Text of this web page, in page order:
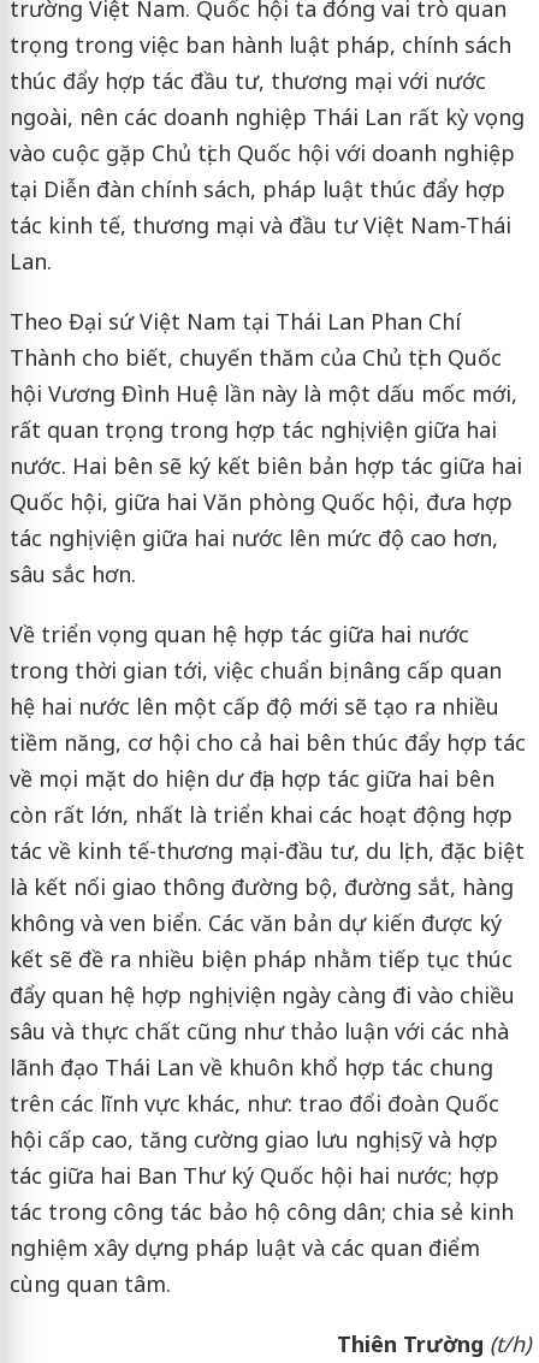
trường Việt Nam. Quốc hội ta đóng vai trò quan
trọng trong việc ban hành luật pháp, chính sách
thúc đẩy hợp tác đầu tư, thương mại với nước
ngoài, nên các doanh nghiệp Thái Lan rất kỳ vọng
vào cuộc gặp Chủ tịch Quốc hội với doanh nghiệp
tại Diễn đàn chính sách, pháp luật thúc đẩy hợp
tác kinh tế, thương mại và đầu tư Việt Nam-Thái
Lan.
Theo Đại sứ Việt Nam tại Thái Lan Phan Chí
Thành cho biết, chuyến thăm của Chủ tịch Quốc
hội Vương Đình Huệ lần này là một dấu mốc mới,
rất quan trọng trong hợp tác nghị viện giữa hai
nước. Hai bên sẽ ký kết biên bản hợp tác giữa hai
Quốc hội, giữa hai Văn phòng Quốc hội, đưa hợp
tác nghị viện giữa hai nước lên mức độ cao hơn,
sâu sắc hơn.
Về triển vọng quan hệ hợp tác giữa hai nước
trong thời gian tới, việc chuẩn bị nâng cấp quan
hệ hai nước lên một cấp độ mới sẽ tạo ra nhiều
tiềm năng, cơ hội cho cả hai bên thúc đẩy hợp tác
về mọi mặt do hiện dư địa hợp tác giữa hai bên
còn rất lớn, nhất là triển khai các hoạt động hợp
tác về kinh tế-thương mại-đầu tư, du lịch, đặc biệt
là kết nối giao thông đường bộ, đường sắt, hàng
không và ven biển. Các văn bản dự kiến được ký
kết sẽ đề ra nhiều biện pháp nhằm tiếp tục thúc
đẩy quan hệ hợp nghị viện ngày càng đi vào chiều
sâu và thực chất cũng như thảo luận với các nhà
lãnh đạo Thái Lan về khuôn khổ hợp tác chung
trên các lĩnh vực khác, như: trao đổi đoàn Quốc
hội cấp cao, tăng cường giao lưu nghị sỹ và hợp
tác giữa hai Ban Thư ký Quốc hội hai nước; hợp
tác trong công tác bảo hộ công dân; chia sẻ kinh
nghiệm xây dựng pháp luật và các quan điểm
cùng quan tâm.
Thiên Trường (t/h)